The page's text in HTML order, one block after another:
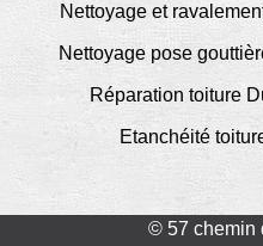
Nettoyage et
Nettoyage pose
Réparation toiture
Etanchéité
© 57 chemin